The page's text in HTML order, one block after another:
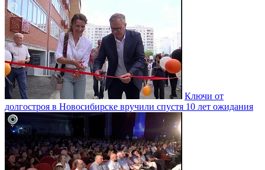
Ключи от
долгостроя в Новосибирске вручили спустя 10 лет ожидания